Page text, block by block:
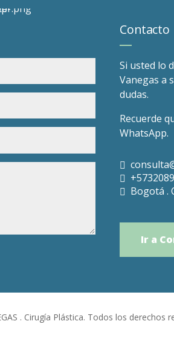
Contacto
Si usted lo
Vanegas a
dudas.
Recuerde
WhatsApp.
Bogotá .
Ir a
. Cirugía Plástica. Todos los derechos